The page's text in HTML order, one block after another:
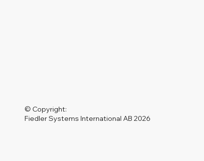
© Copyright:
Fiedler Systems International AB 2026